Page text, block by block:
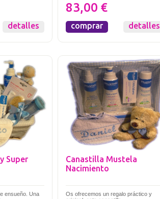
detalles
83,00 €
comprar detalles
Super
ensueño. Una
Canastilla Mustela
Nacimiento
Os ofrecemos un regalo práctico y